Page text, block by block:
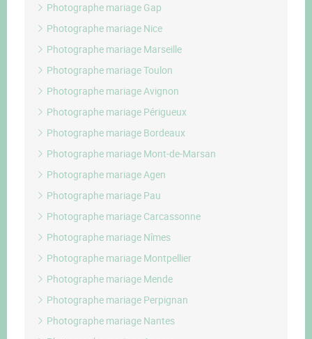
Photographe mariage Gap
Photographe mariage Nice
Photographe mariage Marseille
Photographe mariage Toulon
Photographe mariage Avignon
Photographe mariage Périgueux
Photographe mariage Bordeaux
Photographe mariage Mont-de-Marsan
Photographe mariage Agen
Photographe mariage Pau
Photographe mariage Carcassonne
Photographe mariage Nîmes
Photographe mariage Montpellier
Photographe mariage Mende
Photographe mariage Perpignan
Photographe mariage Nantes